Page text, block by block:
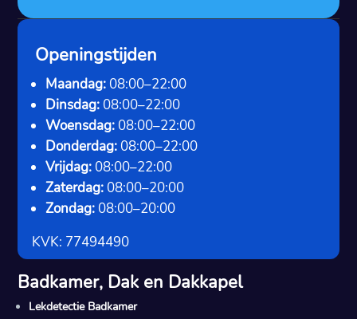
Openingstijden
Maandag: 08:00–22:00
Dinsdag: 08:00–22:00
Woensdag: 08:00–22:00
Donderdag: 08:00–22:00
Vrijdag: 08:00–22:00
Zaterdag: 08:00–20:00
Zondag: 08:00–20:00
KVK: 77494490
Badkamer, Dak en Dakkapel
Lekdetectie Badkamer